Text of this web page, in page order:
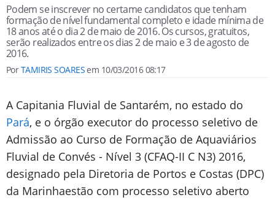
Podem se inscrever no certame candidatos que tenham
formação de nível fundamental completo e idade mínima de
18 anos até o dia 2 de maio de 2016. Os cursos, gratuitos,
serão realizados entre os dias 2 de maio e 3 de agosto de
2016.
PorTAMIRIS SOARESem 10/03/2016 08:17
A Capitania Fluvial de Santarém, no estado do
Pará, e o órgão executor do processo seletivo de
Admissão ao Curso de Formação de Aquaviários
Fluvial de Convés - Nível 3 (CFAQ-II C N3) 2016,
designado pela Diretoria de Portos e Costas (DPC)
da Marinhaestão com processo seletivo aberto